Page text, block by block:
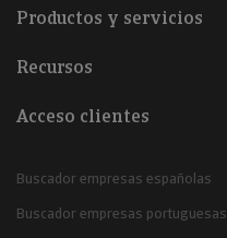
Productos y servicios
Recursos
Acceso clientes
Buscador empresas españolas
Buscador empresas portuguesas